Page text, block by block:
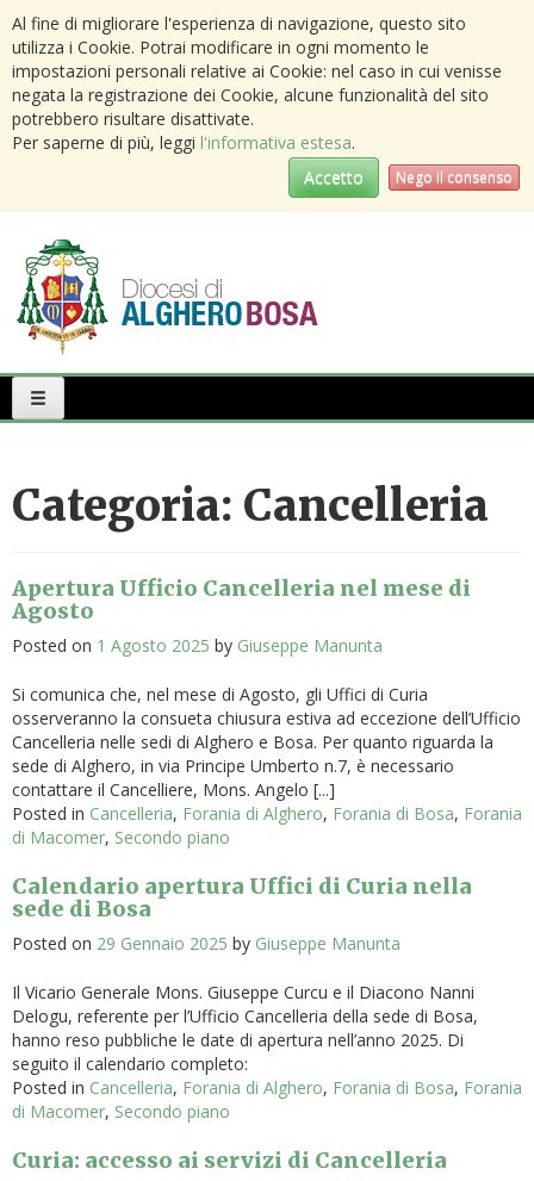
Al fine di migliorare l'esperienza di navigazione, questo sito
utilizza i Cookie. Potrai modificare in ogni momento le
impostazioni personali relative ai Cookie: nel caso in cui venisse
negata la registrazione dei Cookie, alcune funzionalità del sito
potrebbero risultare disattivate.
Per saperne di più, leggi l'informativa estesa.
Accetto
Nego il consenso
Menu
Categoria: Cancelleria
Apertura Ufficio Cancelleria nel mese di
Agosto
Posted on 1 Agosto 2025 by Giuseppe Manunta
Si comunica che, nel mese di Agosto, gli Uffici di Curia
osserveranno la consueta chiusura estiva ad eccezione dell’Ufficio
Cancelleria nelle sedi di Alghero e Bosa. Per quanto riguarda la
sede di Alghero, in via Principe Umberto n.7, è necessario
contattare il Cancelliere, Mons. Angelo [...]
Posted in Cancelleria, Forania di Alghero, Forania di Bosa, Forania
di Macomer, Secondo piano
Calendario apertura Uffici di Curia nella
sede di Bosa
Posted on 29 Gennaio 2025 by Giuseppe Manunta
Il Vicario Generale Mons. Giuseppe Curcu e il Diacono Nanni
Delogu, referente per l’Ufficio Cancelleria della sede di Bosa,
hanno reso pubbliche le date di apertura nell’anno 2025. Di
seguito il calendario completo:
Posted in Cancelleria, Forania di Alghero, Forania di Bosa, Forania
di Macomer, Secondo piano
Curia: accesso ai servizi di Cancelleria